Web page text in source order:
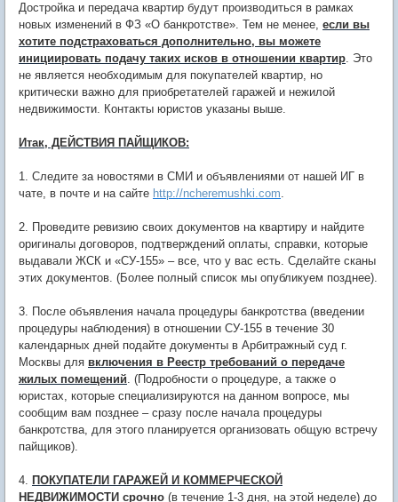
Достройка и передача квартир будут производиться в рамках
новых изменений в ФЗ «О банкротстве». Тем не менее, если вы
хотите подстраховаться дополнительно, вы можете
инициировать подачу таких исков в отношении квартир. Это
не является необходимым для покупателей квартир, но
критически важно для приобретателей гаражей и нежилой
недвижимости. Контакты юристов указаны выше.
Итак, ДЕЙСТВИЯ ПАЙЩИКОВ:
1. Следите за новостями в СМИ и объявлениями от нашей ИГ в
чате, в почте и на сайте http://ncheremushki.com.
2. Проведите ревизию своих документов на квартиру и найдите
оригиналы договоров, подтверждений оплаты, справки, которые
выдавали ЖСК и «СУ-155» – все, что у вас есть. Сделайте сканы
этих документов. (Более полный список мы опубликуем позднее).
3. После объявления начала процедуры банкротства (введении
процедуры наблюдения) в отношении СУ-155 в течение 30
календарных дней подайте документы в Арбитражный суд г.
Москвы для включения в Реестр требований о передаче
жилых помещений. (Подробности о процедуре, а также о
юристах, которые специализируются на данном вопросе, мы
сообщим вам позднее – сразу после начала процедуры
банкротства, для этого планируется организовать общую встречу
пайщиков).
4. ПОКУПАТЕЛИ ГАРАЖЕЙ И КОММЕРЧЕСКОЙ
НЕДВИЖИМОСТИ срочно (в течение 1-3 дня, на этой неделе) до